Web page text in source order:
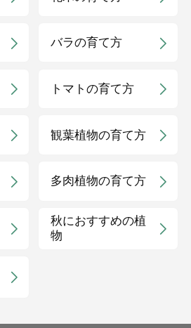
バラの育て方
トマトの育て方
観葉植物の育て方
多肉植物の育て方
秋におすすめの植
物